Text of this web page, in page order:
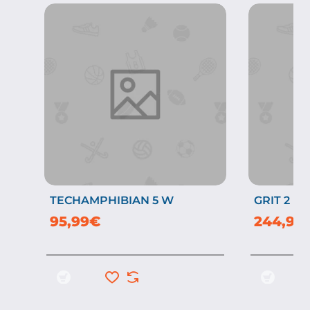
TECHAMPHIBIAN 5 W
95,99€
GRIT 2 FR